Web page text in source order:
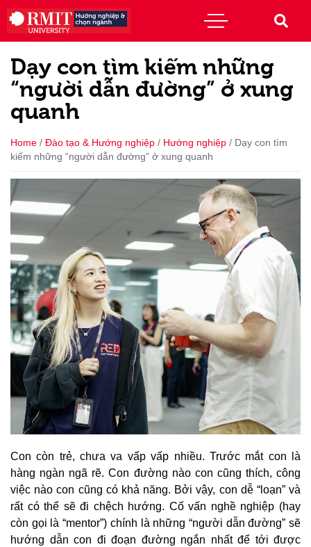
Dạy con tìm kiếm những
“người dẫn đường” ở xung
quanh
Home / Đào tạo & Hướng nghiệp / Hướng nghiệp / Dạy con tìm
kiếm những “người dẫn đường” ở xung quanh
Con còn trẻ, chưa va vấp vấp nhiều. Trước mắt con là
hàng ngàn ngã rẽ. Con đường nào con cũng thích, công
việc nào con cũng có khả năng. Bởi vậy, con dễ “loạn” và
rất có thể sẽ đi chệch hướng. Cố vấn nghề nghiệp (hay
còn gọi là “mentor”) chính là những “người dẫn đường” sẽ
hướng dẫn con đi đoạn đường ngắn nhất để tới được